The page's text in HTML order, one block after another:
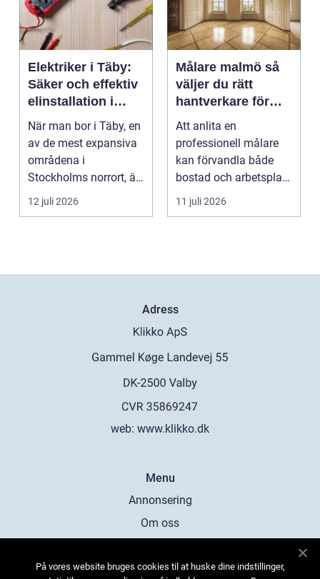
Elektriker i Täby:
Säker och effektiv
elinstallation i
norrort
När man bor i Täby, en
av de mest expansiva
områdena i
Stockholms norrort, är
b...
12 juli 2026
Målare malmö så
väljer du rätt
hantverkare för
hem och företag
Att anlita en
professionell målare
kan förvandla både
bostad och arbetsplats
på kort tid. Färger, yt...
11 juli 2026
Adress
web: www.klikko.dk
Menu
Annonsering
Om oss
Kontakta oss
På vores website bruges cookies til at huske dine indstillinger,